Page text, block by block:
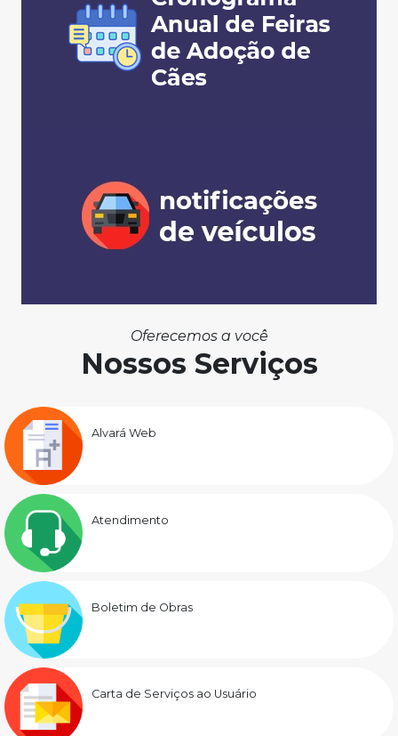
Oferecemos a você
Nossos Serviços
Alvará Web
Atendimento
Boletim de Obras
Carta de Serviços ao Usuário